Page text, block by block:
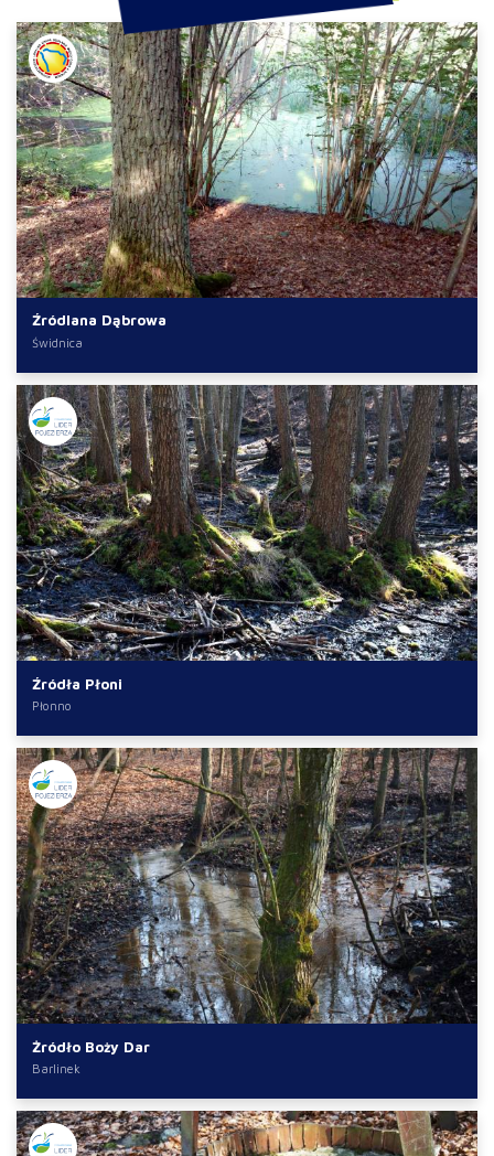
Źródlana Dąbrowa
Świdnica
Źródła Płoni
Płonno
Żródło Boży Dar
Barlinek